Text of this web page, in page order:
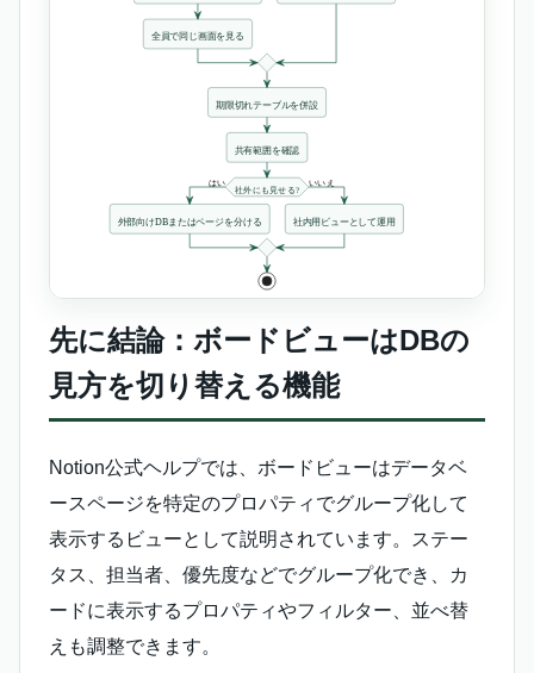
先に結論：ボードビューはDBの
見方を切り替える機能
Notion公式ヘルプでは、ボードビューはデータベ
ースページを特定のプロパティでグループ化して
表示するビューとして説明されています。ステー
タス、担当者、優先度などでグループ化でき、カ
ードに表示するプロパティやフィルター、並べ替
えも調整できます。